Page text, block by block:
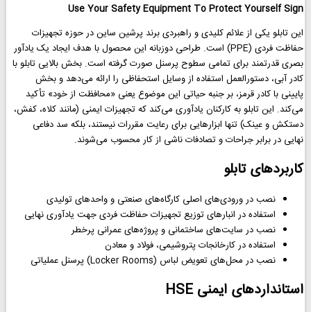
Use Your Safety Equipment To Protect Yourself Sign
این تابلو یکی از علائم کلیدی و راهبردی برند پرشین ساین در حوزه تجهیزات
حفاظت فردی (PPE) است. طراحی دوزبانه این محصول با هدف ایجاد یک یادآور
بصری قدرتمند برای تمامی سطوح پرسنل صورت گرفته است. بخش بالایی تابلو با
کادر آبی، دستورالعمل استفاده از وسایل استحفاظی را ارائه می‌دهد و بخش
پایینی با کادر قرمز، بر جنبه حیاتی این موضوع یعنی «محافظت از خود» تأکید
می‌کند. این تابلو به کارکنان یادآوری می‌کند که تجهیزات ایمنی (مانند کلاه، کفش،
دستکش و عینک) تنها ابزارهایی برای رعایت مقررات نیستند، بلکه سد دفاعی
نهایی در برابر جراحات و تصادفات ناشی از کار محسوب می‌شوند.
کاربردهای تابلو
نصب در ورودی‌های اصلی کارگاه‌های صنعتی و واحدهای تولیدی
استفاده در انبارهای توزیع تجهیزات حفاظت فردی جهت یادآوری نهایی
نصب در سایت‌های ساختمانی و پروژه‌های عمرانی پرخطر
استفاده در کارخانجات پتروشیمی، فولاد و معادن
نصب در محل‌های تعویض لباس (Locker Rooms) پرسنل عملیاتی
استانداردهای ایمنی HSE